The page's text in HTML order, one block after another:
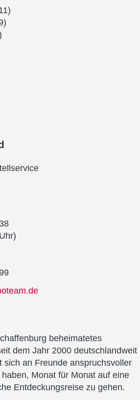
beheimatetes
dem Jahr 2000 deutschlandweit
sich an Freunde anspruchsvoller
Monat für Monat auf eine
Entdeckungsreise zu gehen.